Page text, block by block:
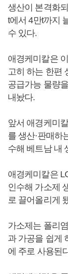
생산이 본격화
t에서 4만t까지
수 있다.
애경케미칼은
고히 하는 한편
공급가능 물량
내놨다.
앞서 애경케미
를 생산·판매하
수해 베트남 내
애경케미칼은
인수해 가소제
로 끌어올리게
가소제는 폴리
과 가공을 쉽게
에 주로 사용된